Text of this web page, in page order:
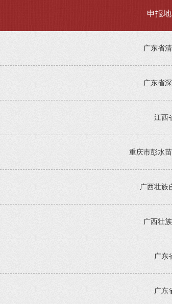
申报
广东省
广东省
江西
重庆市彭水
广西壮族
广西壮
广东
广东